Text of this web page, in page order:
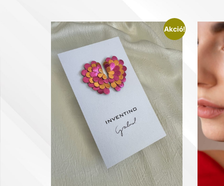
Akció!